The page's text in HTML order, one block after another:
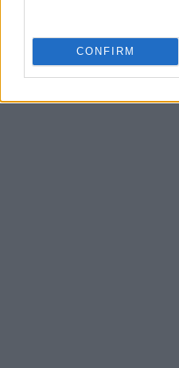
CONFIRM